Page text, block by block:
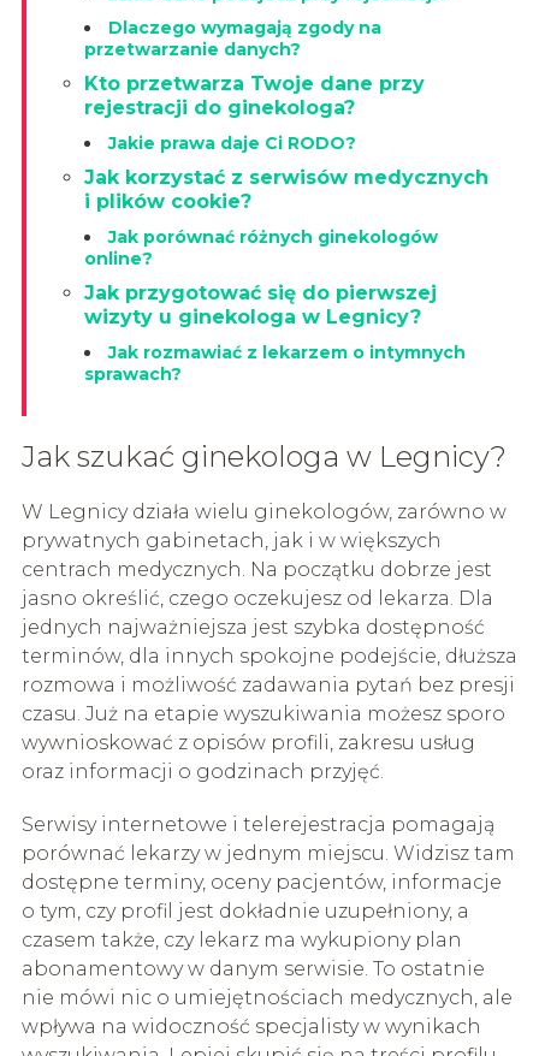
Dlaczego wymagają zgody na
przetwarzanie danych?
Kto przetwarza Twoje dane przy
rejestracji do ginekologa?
Jakie prawa daje Ci RODO?
Jak korzystać z serwisów medycznych
i plików cookie?
Jak porównać różnych ginekologów
online?
Jak przygotować się do pierwszej
wizyty u ginekologa w Legnicy?
Jak rozmawiać z lekarzem o intymnych
sprawach?
Jak szukać ginekologa w Legnicy?
W Legnicy działa wielu ginekologów, zarówno w
prywatnych gabinetach, jak i w większych
centrach medycznych. Na początku dobrze jest
jasno określić, czego oczekujesz od lekarza. Dla
jednych najważniejsza jest szybka dostępność
terminów, dla innych spokojne podejście, dłuższa
rozmowa i możliwość zadawania pytań bez presji
czasu. Już na etapie wyszukiwania możesz sporo
wywnioskować z opisów profili, zakresu usług
oraz informacji o godzinach przyjęć.
Serwisy internetowe i telerejestracja pomagają
porównać lekarzy w jednym miejscu. Widzisz tam
dostępne terminy, oceny pacjentów, informacje
o tym, czy profil jest dokładnie uzupełniony, a
czasem także, czy lekarz ma wykupiony plan
abonamentowy w danym serwisie. To ostatnie
nie mówi nic o umiejętnościach medycznych, ale
wpływa na widoczność specjalisty w wynikach